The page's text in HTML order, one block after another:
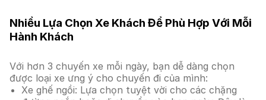
Nhiều Lựa Chọn Xe Khách Để Phù Hợp Với Mỗi
Hành Khách
Với hơn 3 chuyến xe mỗi ngày, bạn dễ dàng chọn
được loại xe ưng ý cho chuyến đi của mình:
Xe ghế ngồi: Lựa chọn tuyệt vời cho các chặng